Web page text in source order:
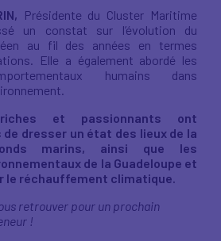
Présidente du Cluster Maritime
un constat sur l’évolution du
au fil des années en termes
Elle a également abordé les
humains dans
et passionnants ont
dresser un état des lieux de la
marins, ainsi que les
de la Guadeloupe et
le réchauffement climatique.
retrouver pour un prochain
!